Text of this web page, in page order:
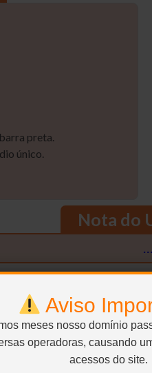
Aviso
meses nosso domínio
operadoras, causando
acessos do site.
preta.
único.
Nota do
…